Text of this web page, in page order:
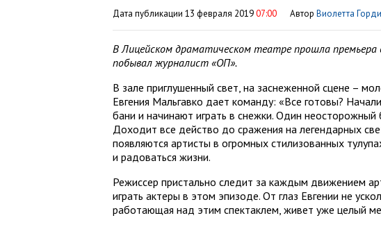
Дата публикации 13 февраля 201907:00 Автор Виолетта
В Лицейском драматическом театре прошла премьера
побывал журналист «ОП».
В зале приглушенный свет, на заснеженной сцене –
Евгения Мальгавко дает команду: «Все готовы?
бани и начинают играть в снежки. Один
Доходит все действо до сражения на легендарных
появляются артисты в огромных стилизованных
и радоваться жизни.
Режиссер пристально следит за каждым движением
играть актеры в этом эпизоде. От глаз Евгении не
работающая над этим спектаклем, живет уже целый